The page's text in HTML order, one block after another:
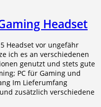
Headset
Headset vor ungefähr
ich es an verschiedenen
genutzt und stets gute
PC für Gaming und
Im Lieferumfang
zusätzlich verschiedene